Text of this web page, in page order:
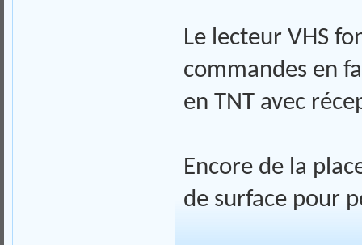
Le lecteur VHS
commandes en
en TNT avec
Encore de la
de surface pour